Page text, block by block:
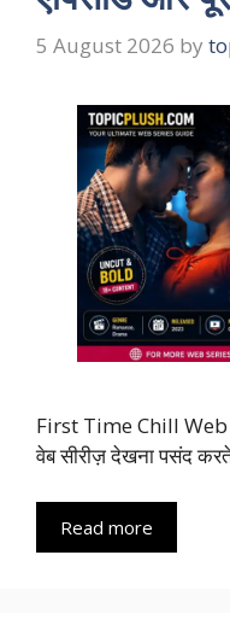
5 August 2026 by
First Time Chill Web
वेब सीरीज़ देखना पसंद
Read more